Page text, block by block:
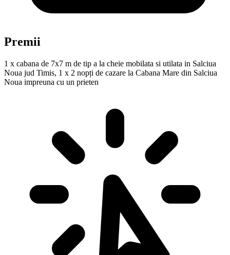
Premii
1 x cabana de 7x7 m de tip a la cheie mobilata si utilata in Salciua
Noua jud Timis, 1 x 2 nopți de cazare la Cabana Mare din Salciua
Noua impreuna cu un prieten